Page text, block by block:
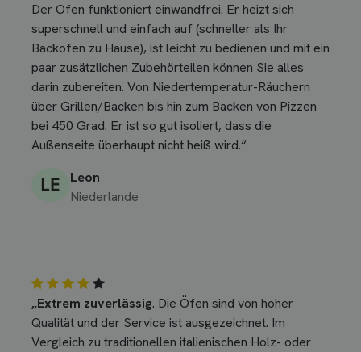
Der Ofen funktioniert einwandfrei. Er heizt sich
superschnell und einfach auf (schneller als Ihr
Backofen zu Hause), ist leicht zu bedienen und mit ein
paar zusätzlichen Zubehörteilen können Sie alles
darin zubereiten. Von Niedertemperatur-Räuchern
über Grillen/Backen bis hin zum Backen von Pizzen
bei 450 Grad. Er ist so gut isoliert, dass die
Außenseite überhaupt nicht heiß wird.“
Leon
Niederlande
„Extrem zuverlässig. Die Öfen sind von hoher
Qualität und der Service ist ausgezeichnet. Im
Vergleich zu traditionellen italienischen Holz- oder